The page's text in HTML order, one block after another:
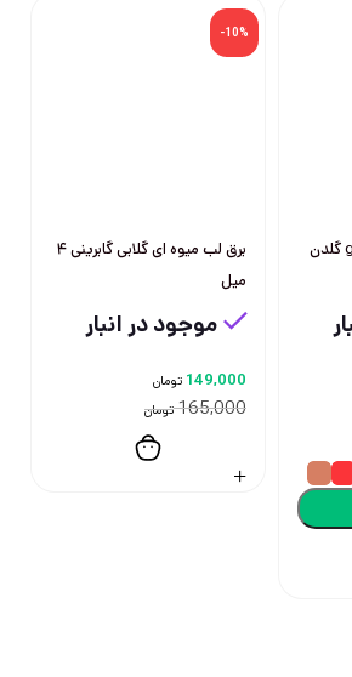
بالم لب رنگي glow kiss گلدن
-10%
برق لب میوه ای گلابی گابرینی ۴
میل
موجود در انبار
165,000 تومان
149,000 تومان